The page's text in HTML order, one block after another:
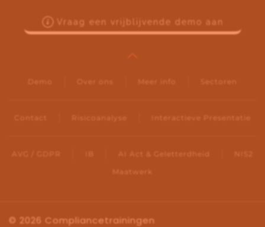
Vraag een vrijblijvende demo aan
© 2026 Compliancetrainingen